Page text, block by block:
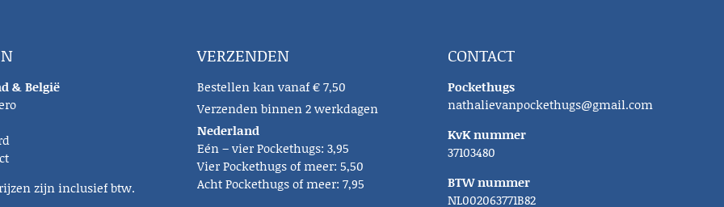
& België
zijn inclusief btw.
VERZENDEN
Bestellen kan vanaf € 7,50
Verzenden binnen 2 werkdagen
Nederland
Eén – vier Pockethugs: 3,95
Vier Pockethugs of meer: 5,50
Acht Pockethugs of meer: 7,95
CONTACT
Pockethugs
nathalievanpockethugs@gmail.com
KvK nummer
37103480
BTW nummer
NL002063771B82